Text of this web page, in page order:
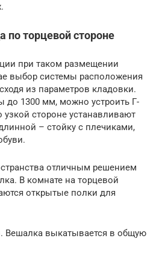
по торцевой стороне
при таком размещении
выбор системы расположения
из параметров кладовки.
до 1300 мм, можно устроить Г-
стороне устанавливают
– стойку с плечиками,
отличным решением
В комнате на торцевой
открытые полки для
Вешалка выкатывается в общую